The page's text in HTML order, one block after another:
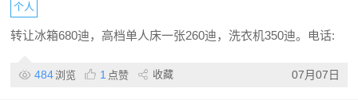
个人
转让冰箱680迪，高档单人床一张260迪，洗衣机350迪。电话:
484浏览 1 点赞 收藏 07月07日